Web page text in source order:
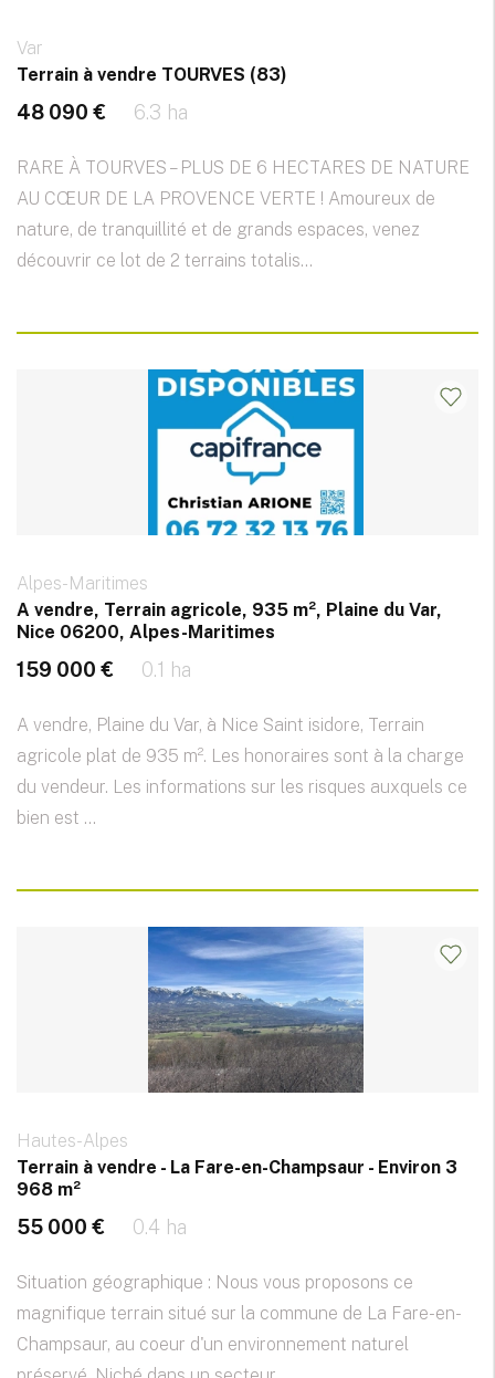
Var
Terrain à vendre TOURVES (83)
48 090 € 6.3 ha
RARE À TOURVES – PLUS DE 6 HECTARES DE NATURE
AU CŒUR DE LA PROVENCE VERTE ! Amoureux de
nature, de tranquillité et de grands espaces, venez
découvrir ce lot de 2 terrains totalis...
Alpes-Maritimes
A vendre, Terrain agricole, 935 m², Plaine du Var,
Nice 06200, Alpes-Maritimes
159 000 € 0.1 ha
A vendre, Plaine du Var, à Nice Saint isidore, Terrain
agricole plat de 935 m². Les honoraires sont à la charge
du vendeur. Les informations sur les risques auxquels ce
bien est ...
Hautes-Alpes
Terrain à vendre - La Fare-en-Champsaur - Environ 3
968 m²
55 000 € 0.4 ha
Situation géographique : Nous vous proposons ce
magnifique terrain situé sur la commune de La Fare-en-
Champsaur, au coeur d'un environnement naturel